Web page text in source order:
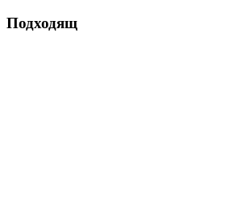
Подходящ